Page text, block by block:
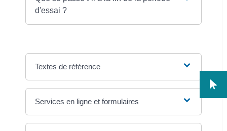
d'essai ?
Textes de référence
Services en ligne et formulaires